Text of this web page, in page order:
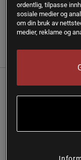
Les mer
DHA og ALA er
VitaYummy gir
ordentlig, tilpasse
sosiale medier og
om din bruk av
medier, reklame og